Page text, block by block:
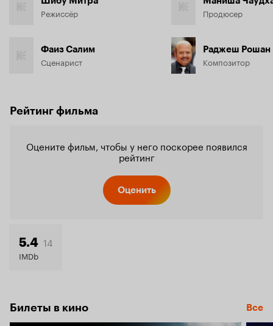
Режиссёр
Фаиз Салим
Сценарист
Продюсер
Раджеш Рошан
Композитор
Рейтинг фильма
Оцените фильм, чтобы у него поскорее появился
рейтинг
Оценить
5.4 14
IMDb
Билеты в кино Все